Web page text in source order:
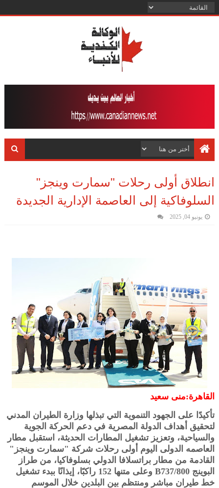
انطلاق أولى رحلات "سمارت وينجز"
السلوفاكية إلى العاصمة الإدارية الجديدة
يونيو 04, 2025
القاهرة:منى سعيد
تأكيدًا على الجهود التنموية التي تبذلها وزارة الطيران المدني
لتحقيق أهداف الدولة المصرية في دعم الحركة الجوية
والسياحية، وتعزيز تشغيل المطارات الحديثة، استقبل مطار
العاصمه الدولى اليوم أولى رحلات شركة "سمارت وينجز"
القادمة من مطار براتسلافا الدولي بسلوفاكيا، من طراز
البوينج B737/800 وعلى متنها 152 راكبًا، إيذانًا ببدء تشغيل
خط طيران مباشر ومنتظم بين البلدين خلال الموسم